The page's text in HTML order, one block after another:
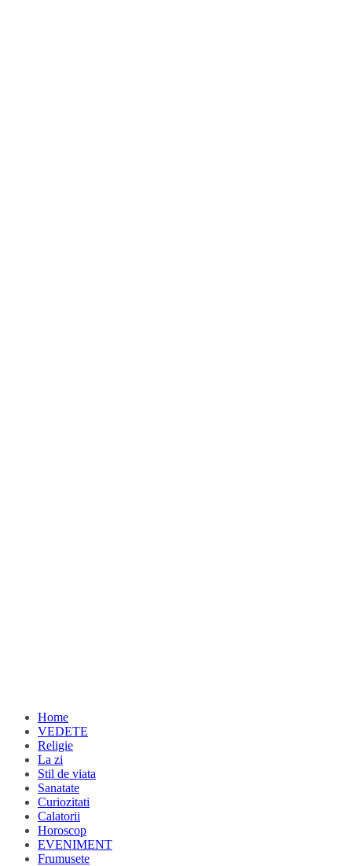
Home
VEDETE
Religie
La zi
Stil de viata
Sanatate
Curiozitati
Calatorii
Horoscop
EVENIMENT
Frumusete